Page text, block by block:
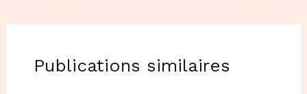
Publications similaires